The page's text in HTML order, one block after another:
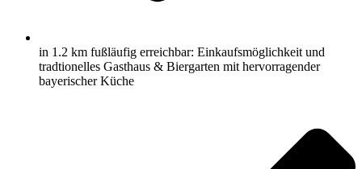
in 1.2 km fußläufig erreichbar: Einkaufsmöglichkeit und
tradtionelles Gasthaus & Biergarten mit hervorragender
bayerischer Küche